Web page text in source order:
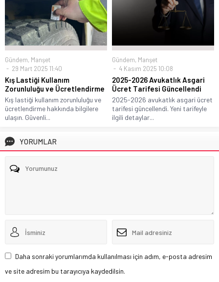
Gündem, Manşet
29 Mart 2025 11:40
Kış Lastiği Kullanım
Zorunluluğu ve Ücretlendirme
Kış lastiği kullanım zorunluluğu ve
ücretlendirme hakkında bilgilere
ulaşın. Güvenli...
Gündem, Manşet
4 Kasım 2025 10:08
2025-2026 Avukatlık Asgari
Ücret Tarifesi Güncellendi
2025-2026 avukatlık asgari ücret
tarifesi güncellendi. Yeni tarifeyle
ilgili detaylar...
YORUMLAR
Daha sonraki yorumlarımda kullanılması için adım, e-posta adresim
ve site adresim bu tarayıcıya kaydedilsin.